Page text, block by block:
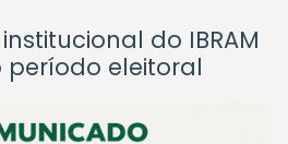
do IBRAM
período eleitoral